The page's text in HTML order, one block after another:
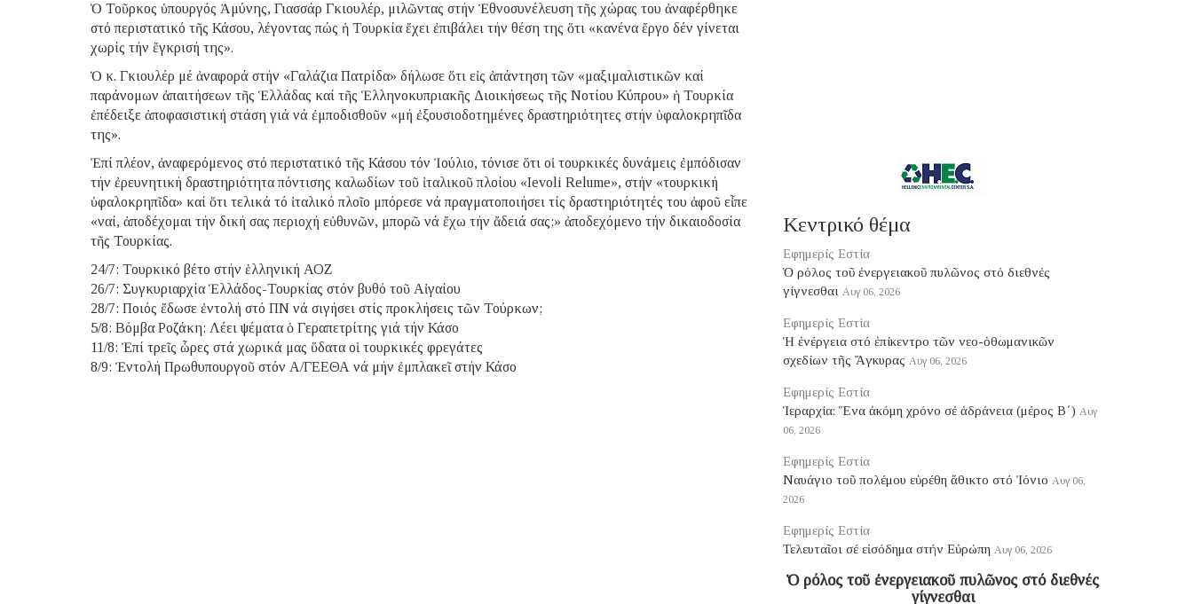
Ὁ Τοῦρκος ὑπουργός Ἀμύνης, Γιασσάρ Γκιουλέρ, μιλῶντας στήν Ἐθνοσυνέλευση τῆς χώρας του ἀναφέρθηκε
στό περιστατικό τῆς Κάσου, λέγοντας πώς ἡ Τουρκία ἔχει ἐπιβάλει τήν θέση της ὅτι «κανένα ἔργο δέν γίνεται
χωρίς τήν ἔγκρισή της».
Ὁ κ. Γκιουλέρ μέ ἀναφορά στήν «Γαλάζια Πατρίδα» δήλωσε ὅτι εἰς ἀπάντηση τῶν «μαξιμαλιστικῶν καί
παράνομων ἀπαιτήσεων τῆς Ἑλλάδας καί τῆς Ἑλληνοκυπριακῆς Διοικήσεως τῆς Νοτίου Κύπρου» ἡ Τουρκία
ἐπέδειξε ἀποφασιστική στάση γιά νά ἐμποδισθοῦν «μή ἐξουσιοδοτημένες δραστηριότητες στήν ὑφαλοκρηπῖδα
της».
Ἐπί πλέον, ἀναφερόμενος στό περιστατικό τῆς Κάσου τόν Ἰούλιο, τόνισε ὅτι οἱ τουρκικές δυνάμεις ἐμπόδισαν
τήν ἐρευνητική δραστηριότητα πόντισης καλωδίων τοῦ ἰταλικοῦ πλοίου «Ievoli Relume», στήν «τουρκική
ὑφαλοκρηπῖδα» καί ὅτι τελικά τό ἰταλικό πλοῖο μπόρεσε νά πραγματοποιήσει τίς δραστηριότητές του ἀφοῦ εἶπε
«ναί, ἀποδέχομαι τήν δική σας περιοχή εὐθυνῶν, μπορῶ νά ἔχω τήν ἄδειά σας;» ἀποδεχόμενο τήν δικαιοδοσία
τῆς Τουρκίας.
24/7: Τουρκικό βέτο στήν ἑλληνική ΑΟΖ
26/7: Συγκυριαρχία Ἑλλάδος-Τουρκίας στόν βυθό τοῦ Αἰγαίου
28/7: Ποιός ἔδωσε ἐντολή στό ΠΝ νά σιγήσει στίς προκλήσεις τῶν Τούρκων;
5/8: Βόμβα Ροζάκη: Λέει ψέματα ὁ Γεραπετρίτης γιά τήν Κάσο
11/8: Ἐπί τρεῖς ὧρες στά χωρικά μας ὕδατα οἱ τουρκικές φρεγάτες
8/9: Ἐντολή Πρωθυπουργοῦ στόν Α/ΓΕΕΘΑ νά μήν ἐμπλακεῖ στήν Κάσο
Κεντρικό θέμα
Εφημερίς Εστία
Ὁ ρόλος τοῦ ἐνεργειακοῦ πυλῶνος στό διεθνές
γίγνεσθαι Αυγ 06, 2026
Εφημερίς Εστία
Ἡ ἐνέργεια στό ἐπίκεντρο τῶν νεο-ὀθωμανικῶν
σχεδίων τῆς Ἄγκυρας Αυγ 06, 2026
Εφημερίς Εστία
Ἱεραρχία: Ἕνα ἀκόμη χρόνο σέ ἀδράνεια (μέρος B΄) Αυγ
06, 2026
Εφημερίς Εστία
Ναυάγιο τοῦ πολέμου εὑρέθη ἄθικτο στό Ἰόνιο Αυγ 06,
2026
Εφημερίς Εστία
Τελευταῖοι σέ εἰσόδημα στήν Εὐρώπη Αυγ 06, 2026
Ὁ ρόλος τοῦ ἐνεργειακοῦ πυλῶνος στό διεθνές
γίγνεσθαι